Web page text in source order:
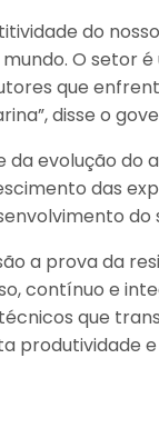
do
O setor
que
disse o
evolução
das
a prova da
contínuo e
que
produtividade